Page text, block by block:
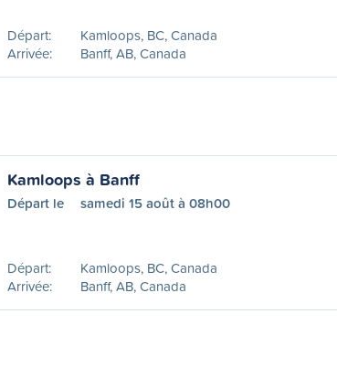
Départ:
Kamloops, BC, Canada
Arrivée:
Banff, AB, Canada
Kamloops à Banff
Départ le samedi 15 août à 08h00
Départ:
Kamloops, BC, Canada
Arrivée:
Banff, AB, Canada